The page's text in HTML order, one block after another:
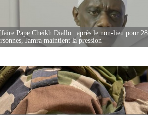
Pape Cheikh Diallo : après le non-lieu pour 28
Jamra maintient la pression